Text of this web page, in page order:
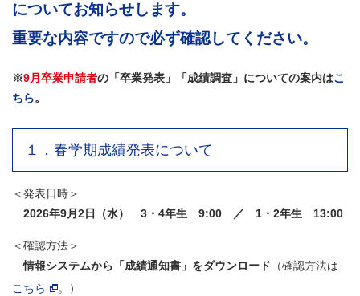
についてお知らせします。
重要な内容ですので必ず確認してください。
※9月卒業申請者の「卒業発表」「成績調査」についての案内はこ
ちら。
１．春学期成績発表について
＜発表日時＞
2026年9月2日（水） 3・4年生 9:00 ／ 1・2年生 13:00
＜確認方法＞
情報システムから「成績通知書」をダウンロード （確認方法は
こちら
。）